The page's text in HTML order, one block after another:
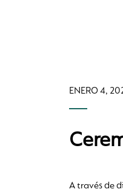
ENERO 4,
A través de